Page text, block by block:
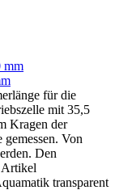
für die
mit 35,5
Kragen der
Von
Den
Artikel
transparent